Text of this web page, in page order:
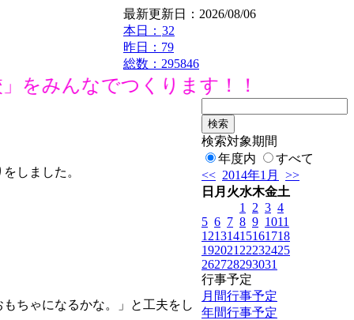
最新更新日：2026/08/06
本日： 32
昨日：79
総数：295846
みんなでつくります！！
しました。
ちゃになるかな。」と工夫をし
検索対象期間
年度内
すべて
<< 2014年1月
>>
日 月 火水木金土
1
2 3 4
5 6 7 8 9 1011
12131415161718
192021 22232425
262728293031
行事予定
月間行事予定
年間行事予定